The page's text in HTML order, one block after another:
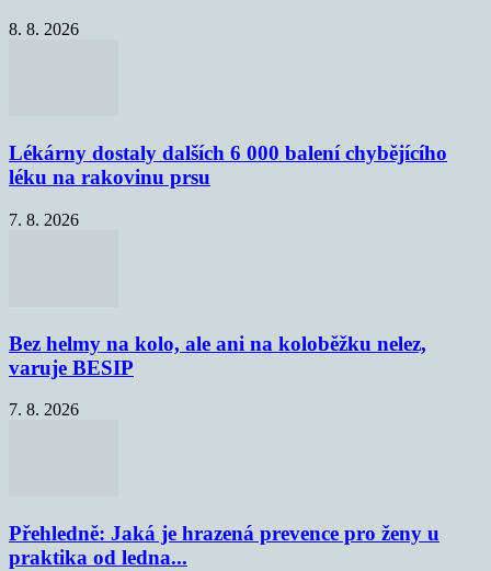
8. 8. 2026
Lékárny dostaly dalších 6 000 balení chybějícího
léku na rakovinu prsu
7. 8. 2026
Bez helmy na kolo, ale ani na koloběžku nelez,
varuje BESIP
7. 8. 2026
Přehledně: Jaká je hrazená prevence pro ženy u
praktika od ledna...